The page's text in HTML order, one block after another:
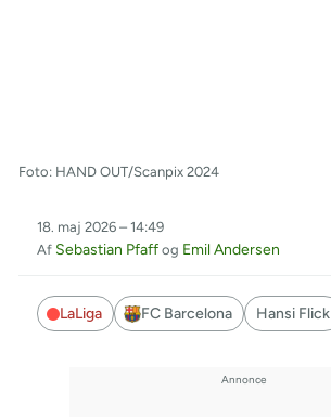
Foto: HAND OUT/Scanpix 2024
18. maj 2026 – 14:49
Af Sebastian Pfaffog Emil Andersen
LaLiga FC Barcelona Hansi Flick